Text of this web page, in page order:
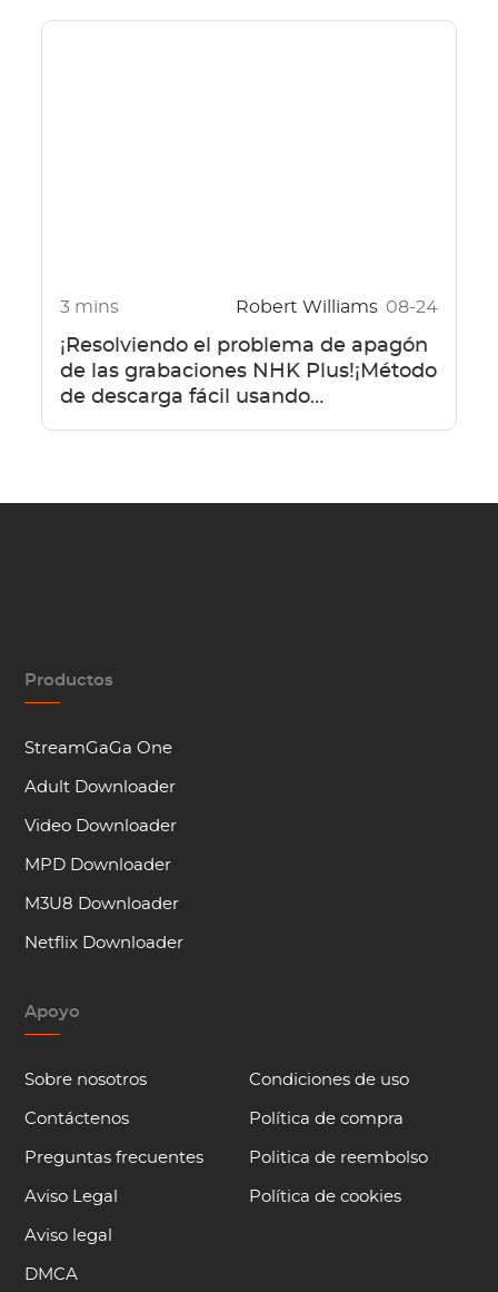
3 mins Robert Williams 08-24
¡Resolviendo el problema de apagón
de las grabaciones NHK Plus!¡Método
de descarga fácil usando
Productos
StreamGaGa One
Adult Downloader
Video Downloader
MPD Downloader
M3U8 Downloader
Netflix Downloader
Apoyo
Sobre nosotros
Contáctenos
Preguntas frecuentes
Aviso Legal
Aviso legal
DMCA
Condiciones de uso
Política de compra
Politica de reembolso
Política de cookies